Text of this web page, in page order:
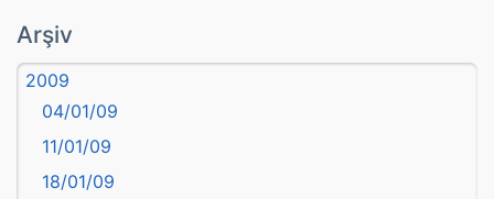
Aydın
Balıkesir
Bartın
başkentler
Batman
Arşiv
2009
04/01/09
11/01/09
18/01/09